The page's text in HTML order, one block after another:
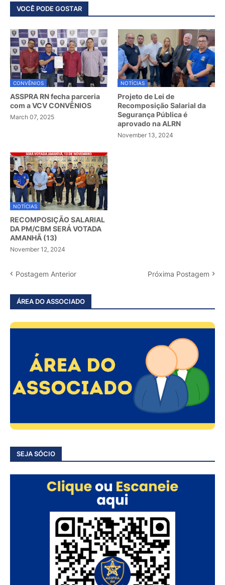
VOCÊ PODE GOSTAR
CONVÊNIOS
ASSPRA RN fecha parceria
com a VCV CONVÊNIOS
March 07, 2025
NOTÍCIAS
Projeto de Lei de
Recomposição Salarial da
Segurança Pública é
aprovado na ALRN
November 13, 2024
NOTÍCIAS
RECOMPOSIÇÃO SALARIAL
DA PM/CBM SERÁ VOTADA
AMANHÃ (13)
November 12, 2024
Postagem Anterior Próxima Postagem
ÁREA DO ASSOCIADO
SEJA SÓCIO